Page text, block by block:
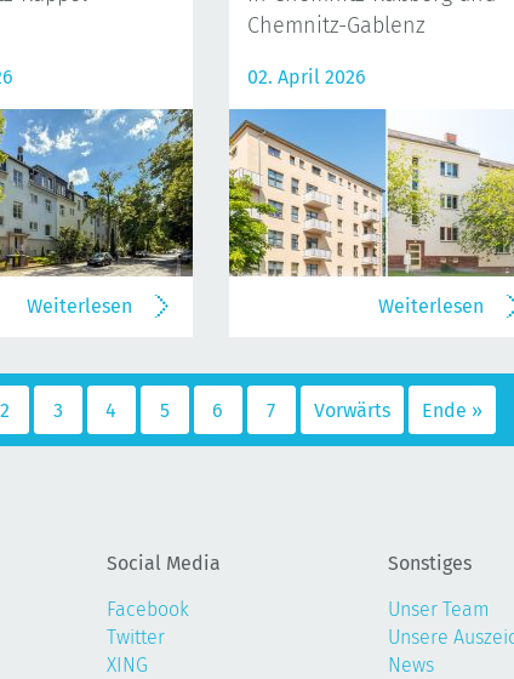
Weiterlesen
Chemnitz-Gablenz
02. April 2026
Weiterlesen
2 3 4 5 6 7 Vorwärts Ende »
Social Media
Facebook
Twitter
XING
Sonstiges
Unser Team
Unsere
News